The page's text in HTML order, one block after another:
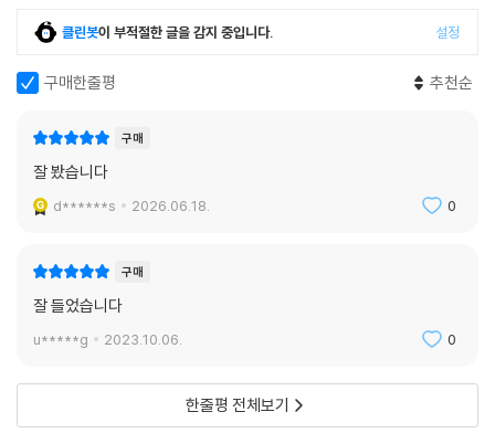
클린봇이 부적절한 글을 감지 중입니다. 설정
구매한줄평 추천순
구매
잘 봤습니다
d******s 2026.06.18. 0
구매
잘 들었습니다
u*****g 2023.10.06. 0
한줄평 전체보기